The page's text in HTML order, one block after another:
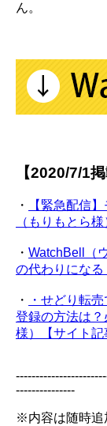
ん。
【2020/7/1
・
【緊急配信
（もりもとら様
・ WatchBell（
の代わりになる
・
・せどり転
登録の方法は
様）【サイト記
---------------
※内容は随時追